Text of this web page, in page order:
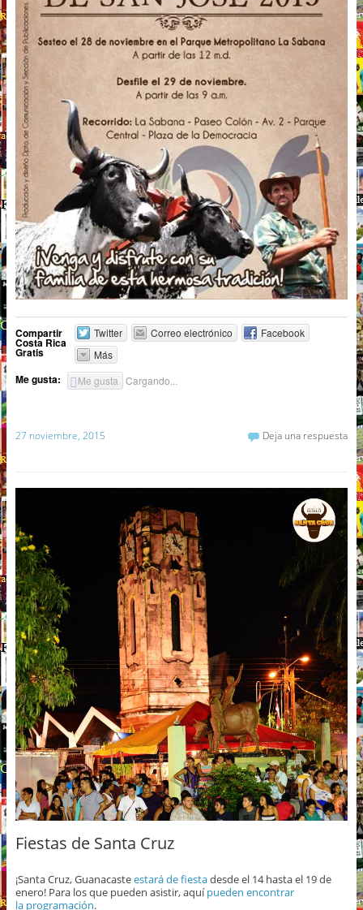
Compartir
Costa Rica
Gratis
Twitter Correo electrónico
Facebook
Más
Me gusta: Me gusta Cargando...
27 noviembre, 2015 Deja una respuesta
Fiestas de Santa Cruz
¡Santa Cruz, Guanacasteestará de fiestadesde el 14 hasta el 19 de
enero! Para los que pueden asistir, aquípueden encontrar
la programación.